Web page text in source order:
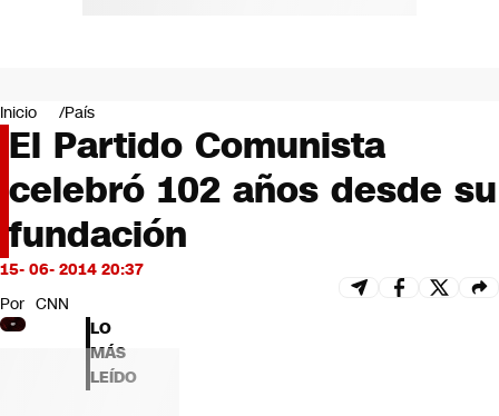
Negocios
Deportes
Programas completos
Cultura
Servicios
Bits
CNN tiempo
Futuro 360
Opinión
Inicio País
El Partido Comunista
celebró 102 años desde su
fundación
15- 06- 2014 20:37
Por CNN
LO
MÁS
LEÍDO